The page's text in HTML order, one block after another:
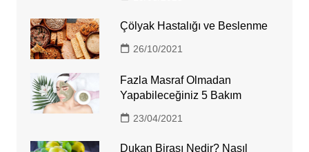
Çölyak Hastalığı ve Beslenme
26/10/2021
Fazla Masraf Olmadan
Yapabileceğiniz 5 Bakım
23/04/2021
Dukan Birası Nedir? Nasıl